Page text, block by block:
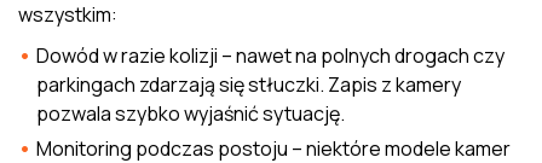
wszystkim:
Dowód w razie kolizji – nawet na polnych drogach czy
parkingach zdarzają się stłuczki. Zapis z kamery
pozwala szybko wyjaśnić sytuację.
Monitoring podczas postoju – niektóre modele kamer